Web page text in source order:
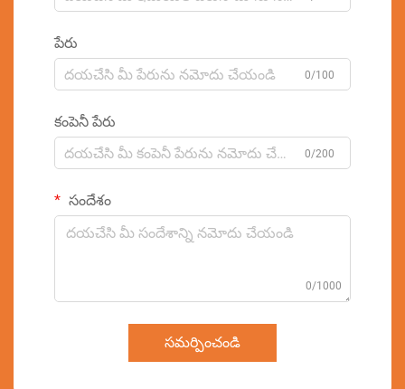
పేరు
0/100
కంపెనీ పేరు
0/200
సందేశం
0/1000
సమర్పించండి